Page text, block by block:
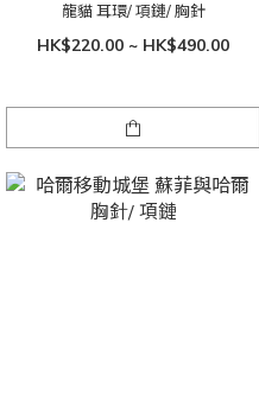
龍貓 耳環/ 項鏈/ 胸針
HK$220.00 ~ HK$490.00